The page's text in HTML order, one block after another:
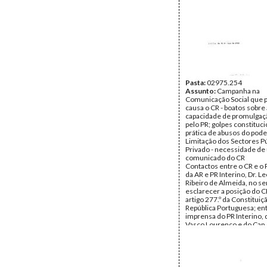
Pasta:02975.254
Assunto: Campanha na
Comunicação Social que
causa o CR - boatos sobre
capacidade de
pelo PR; golpes
prática de abusos do
Limitação dos Sectores
Privado - necessidade de
comunicado do CR
Contactos entre o CR e
da AR e PR Interino, Dr.
Ribeiro de Almeida, no
esclarecer a posição do
artigo 277.º da
República Portuguesa;
imprensa do PR Interino,
Vasco Lourenço e do